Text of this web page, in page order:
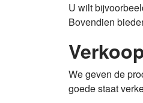
U wilt
Bovendien
We geven de
goede staat